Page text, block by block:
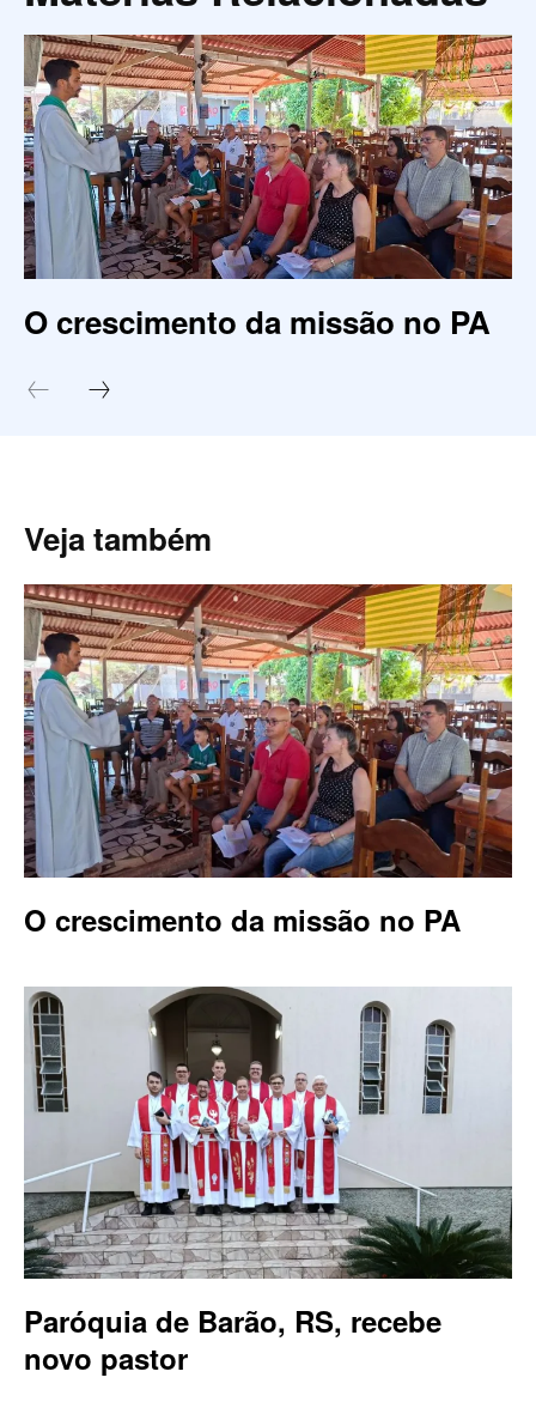
O crescimento da missão no PA
Veja também
O crescimento da missão no PA
Paróquia de Barão, RS, recebe
novo pastor